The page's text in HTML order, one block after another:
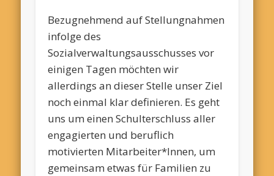
Bezugnehmend auf Stellungnahmen
infolge des
Sozialverwaltungsausschusses vor
einigen Tagen möchten wir
allerdings an dieser Stelle unser Ziel
noch einmal klar definieren. Es geht
uns um einenSchulterschluss aller
engagierten und beruflich
motivierten Mitarbeiter*Innen, um
gemeinsam etwasfür Familien zu